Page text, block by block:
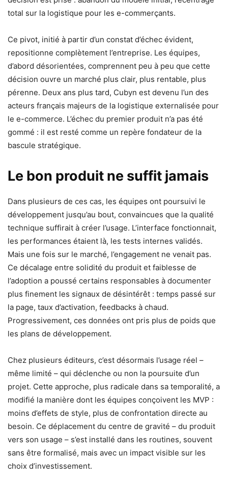
total sur la logistique pour les e-commerçants.
Ce pivot, initié à partir d’un constat d’échec évident,
repositionne complètement l’entreprise. Les équipes,
d’abord désorientées, comprennent peu à peu que cette
décision ouvre un marché plus clair, plus rentable, plus
pérenne. Deux ans plus tard, Cubyn est devenu l’un des
acteurs français majeurs de la logistique externalisée pour
le e-commerce. L’échec du premier produit n’a pas été
gommé : il est resté comme un repère fondateur de la
bascule stratégique.
Le bon produit ne suffit jamais
Dans plusieurs de ces cas, les équipes ont poursuivi le
développement jusqu’au bout, convaincues que la qualité
technique suffirait à créer l’usage. L’interface fonctionnait,
les performances étaient là, les tests internes validés.
Mais une fois sur le marché, l’engagement ne venait pas.
Ce décalage entre solidité du produit et faiblesse de
l’adoption a poussé certains responsables à documenter
plus finement les signaux de désintérêt : temps passé sur
la page, taux d’activation, feedbacks à chaud.
Progressivement, ces données ont pris plus de poids que
les plans de développement.
Chez plusieurs éditeurs, c’est désormais l’usage réel –
même limité – qui déclenche ou non la poursuite d’un
projet. Cette approche, plus radicale dans sa temporalité, a
modifié la manière dont les équipes conçoivent les MVP :
moins d’effets de style, plus de confrontation directe au
besoin. Ce déplacement du centre de gravité – du produit
vers son usage – s’est installé dans les routines, souvent
sans être formalisé, mais avec un impact visible sur les
choix d’investissement.